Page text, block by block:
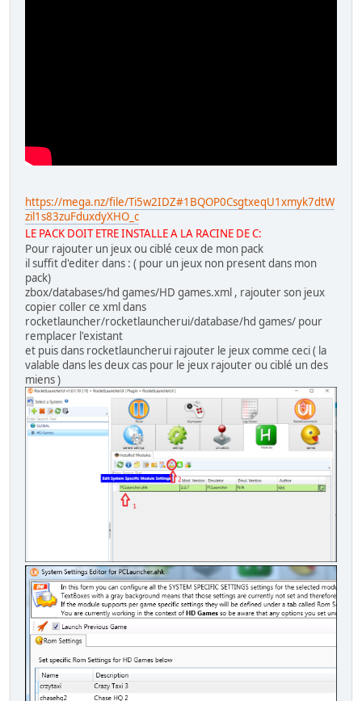
https://mega.nz/file/Ti5w2IDZ#1BQOP0CsgtxeqU1xmyk7dtW
zil1s83zuFduxdyXHO_c
LE PACK DOIT ETRE INSTALLE A LA RACINE DE C:
Pour rajouter un jeux ou ciblé ceux de mon pack
il suffit d'editer dans : ( pour un jeux non present dans mon
pack)
zbox/databases/hd games/HD games.xml , rajouter son jeux
copier coller ce xml dans
rocketlauncher/rocketlauncherui/database/hd games/ pour
remplacer l'existant
et puis dans rocketlauncherui rajouter le jeux comme ceci ( la
valable dans les deux cas pour le jeux rajouter ou ciblé un des
miens )